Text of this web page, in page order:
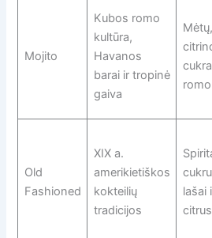
Mojito
Kubos romo
kultūra,
Havanos
barai ir tropinė
gaiva
Old
Fashioned
XIX a.
amerikietiškos
kokteilių
tradicijos
lašai